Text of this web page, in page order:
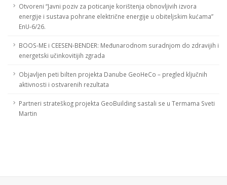
Otvoreni “Javni poziv za poticanje korištenja obnovljivih izvora
energije i sustava pohrane električne energije u obiteljskim kućama”
EnU-6/26.
BOOS-ME i CEESEN-BENDER: Međunarodnom suradnjom do zdravijih i
energetski učinkovitijih zgrada
Objavljen peti bilten projekta Danube GeoHeCo – pregled ključnih
aktivnosti i ostvarenih rezultata
Partneri strateškog projekta GeoBuilding sastali se u Termama Sveti
Martin